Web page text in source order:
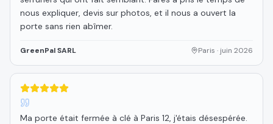
nous expliquer, devis sur photos, et il nous a ouvert la
porte sans rien abîmer.
GreenPal SARL Paris · juin 2026
5étoiles sur 5
Ma porte était fermée à clé à Paris 12, j'étais désespérée.